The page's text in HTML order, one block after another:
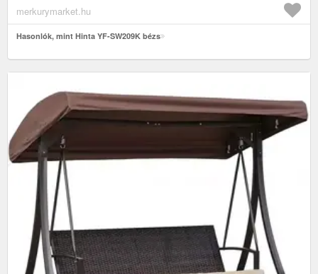
merkurymarket.hu
Hasonlók, mint Hinta YF-SW209K bézs